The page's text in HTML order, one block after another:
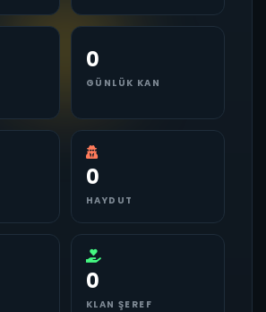
0
GÜNLÜK KAN
0
HAYDUT
0
KLAN ŞEREF